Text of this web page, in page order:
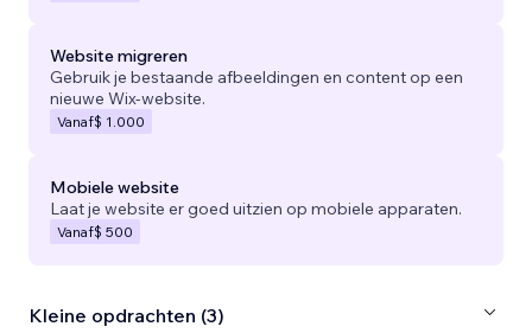
Website migreren
Gebruik je bestaande afbeeldingen en content op een
nieuwe Wix-website.
Vanaf$ 1.000
Mobiele website
Laat je website er goed uitzien op mobiele apparaten.
Vanaf$ 500
Kleine opdrachten (3)